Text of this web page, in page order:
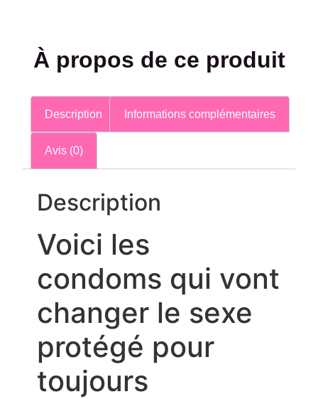
À propos de ce produit
Description Informations complémentaires
Avis (0)
Description
Voici les
condoms qui vont
changer le sexe
protégé pour
toujours